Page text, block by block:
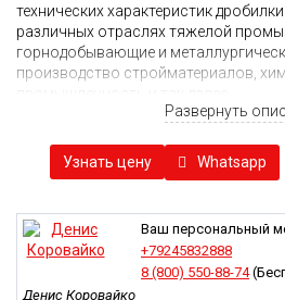
технических характеристик
различных отраслях тяжелой
горнодобывающие и
производство стройматериалов,
Мощный электродвигатель
эксцентрикового вала с передачей
подвижную щеку. В движении она
к неподвижной плите, осуществляя
оказавшейся между ними. Под
физических нагрузок происходит
Развернуть
Узнать цену Whatsapp
Ваш персональный
+79245832888
8 (800) 550-88-74
Денис Коровайко